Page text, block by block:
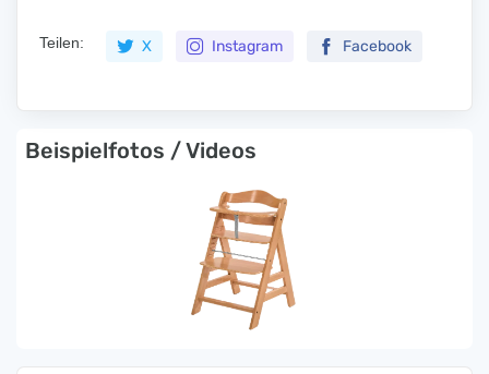
Teilen: X Instagram Facebook
Beispielfotos / Videos